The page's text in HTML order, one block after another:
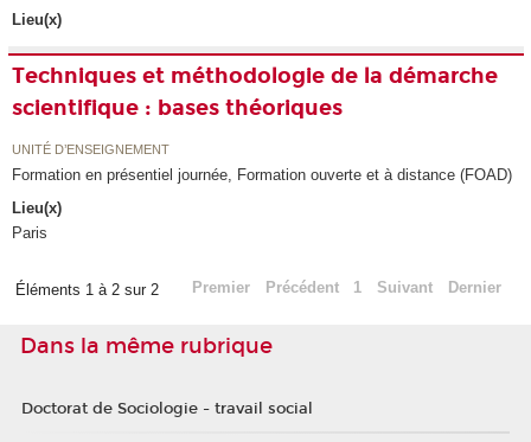
Lieu(x)
Techniques et méthodologie de la démarche
scientifique : bases théoriques
UNITÉ D’ENSEIGNEMENT
Formation en présentiel journée, Formation ouverte et à distance (FOAD)
Lieu(x)
Paris
Éléments 1 à 2 sur 2 Premier Précédent 1 Suivant Dernier
Dans la même rubrique
Doctorat de Sociologie - travail social